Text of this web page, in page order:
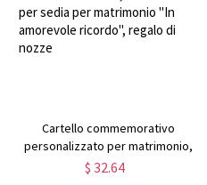
Cartello commemorativo
personalizzato per matrimonio,
riservato, per coloro che amiamo
$ 32.64